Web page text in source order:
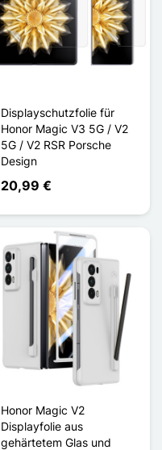
Displayschutzfolie für
Honor Magic V3 5G / V2
5G / V2 RSR Porsche
Design
20,99 €
Honor Magic V2
Displayfolie aus
gehärtetem Glas und